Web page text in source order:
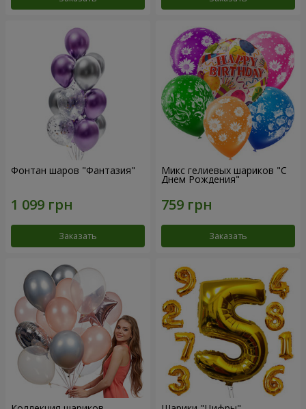
Фонтан шаров "Фантазия"
Заказать
Микс гелиевых шариков "C
Днем Рождения"
Заказать